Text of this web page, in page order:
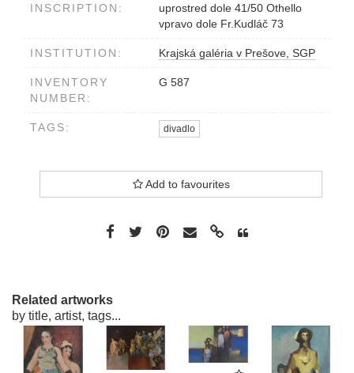
INSCRIPTION:
uprostred dole 41/50 Othello
vpravo dole Fr.Kudláč 73
INSTITUTION: Krajská galéria v Prešove, SGP
INVENTORY
NUMBER:
G 587
TAGS: divadlo
Add to favourites
Related artworks
by title, artist, tags...